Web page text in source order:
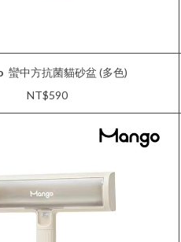
蠻中方抗菌貓砂盆 (多色)
NT$590